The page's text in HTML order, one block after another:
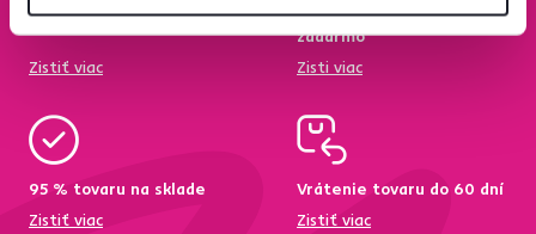
Bezpečný nákup
Zistiť viac
Doprava od 199 €
zadarmo
Zisti viac
95 % tovaru na sklade
Zistiť viac
Vrátenie tovaru do 60 dní
Zistiť viac